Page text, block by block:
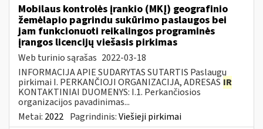
Mobilaus kontrolės įrankio (MKĮ) geografinio
žemėlapio pagrindu sukūrimo paslaugos bei
jam funkcionuoti reikalingos programinės
įrangos licencijų viešasis pirkimas
Web turinio sąrašas 2022-03-18
INFORMACIJA APIE SUDARYTAS SUTARTIS Paslaugų
pirkimai I. PERKANČIOJI ORGANIZACIJA, ADRESAS IR
KONTAKTINIAI DUOMENYS: I.1. Perkančiosios
organizacijos pavadinimas...
Metai: 2022 Pagrindinis:Viešieji pirkimai